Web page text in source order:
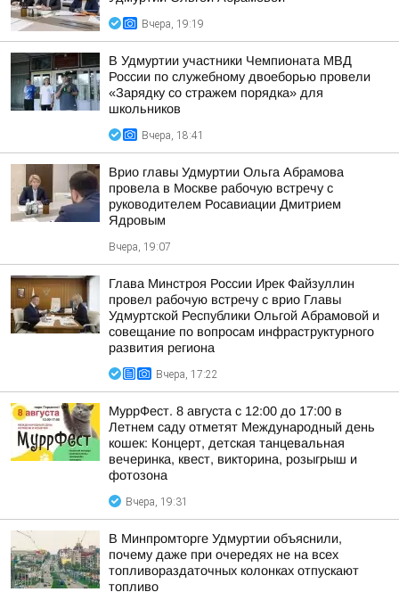
Вчера, 19:19
В Удмуртии участники Чемпионата МВД
России по служебному двоеборью провели
«Зарядку со стражем порядка» для
школьников
Вчера, 18:41
Врио главы Удмуртии Ольга Абрамова
провела в Москве рабочую встречу с
руководителем Росавиации Дмитрием
Ядровым
Вчера, 19:07
Глава Минстроя России Ирек Файзуллин
провел рабочую встречу с врио Главы
Удмуртской Республики Ольгой Абрамовой и
совещание по вопросам инфраструктурного
развития региона
Вчера, 17:22
МуррФест. 8 августа с 12:00 до 17:00 в
Летнем саду отметят Международный день
кошек: Концерт, детская танцевальная
вечеринка, квест, викторина, розыгрыш и
фотозона
Вчера, 19:31
В Минпромторге Удмуртии объяснили,
почему даже при очередях не на всех
топливораздаточных колонках отпускают
топливо